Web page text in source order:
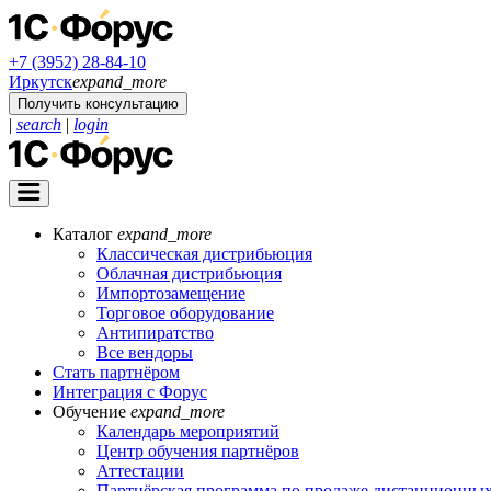
+7 (3952) 28-84-10
Иркутскexpand_more
Получить консультацию
| search | login
Каталог expand_more
Классическая дистрибьюция
Облачная дистрибьюция
Импортозамещение
Торговое оборудование
Антипиратство
Все вендоры
Стать партнёром
Интеграция с Форус
Обучение expand_more
Календарь мероприятий
Центр обучения партнёров
Аттестации